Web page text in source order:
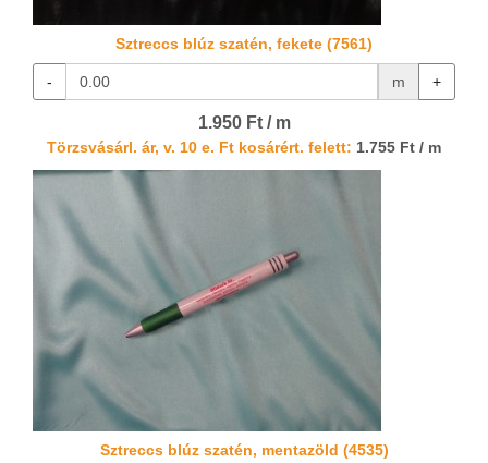
Sztreccs blúz szatén, fekete (7561)
- m +
1.950 Ft / m
Törzsvásárl. ár, v. 10 e. Ft kosárért. felett: 1.755 Ft / m
Sztreccs blúz szatén, mentazöld (4535)